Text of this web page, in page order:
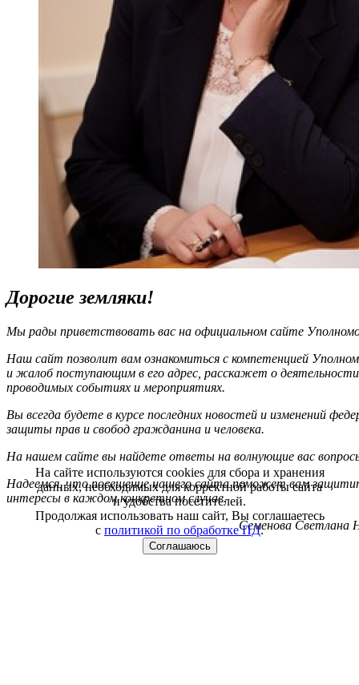
Дорогие земляки!
Мы рады приветствовать вас на официальном сайте
Наш сайт позволит вам ознакомиться с компетенцией
и жалоб поступающим в его адрес, расскажет о
проводимых событиях и мероприятиях.
Вы всегда будете в курсе последних новостей и изменений
защиты прав и свобод гражданина и человека.
На нашем сайте вы найдете ответы на волнующие вас
Надеемся, что посещение нашего сайта поможет вам
интересы в каждом конкретном случае.
Семенова Светлана
На сайте используются cookies для сбора и хранения
данных, необходимых для корректной работы сайта
и удобства посетителей.
Продолжая использовать наш сайт, Вы соглашаетесь
с политикой по обработке ПД.
Соглашаюсь